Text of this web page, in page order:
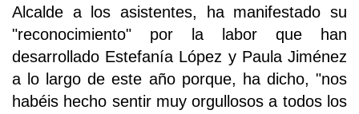
Alcalde a los asistentes, ha manifestado su
"reconocimiento" por la labor que han
desarrollado Estefanía López y Paula Jiménez
a lo largo de este año porque, ha dicho, "nos
habéis hecho sentir muy orgullosos a todos los